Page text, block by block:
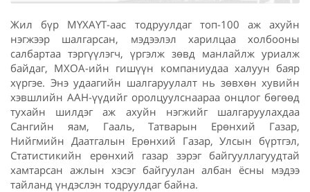
Жил бүр МҮХАҮТ-аас тодруулдаг топ-100 аж ахуйн
нэгжээр шалгарсан, мэдээлэл харилцаа холбооны
салбартаа тэргүүлэгч, үргэлж зөвд манлайлж уриалж
байдаг, МХОА-ийн гишүүн компаниудаа халуун баяр
хүргэе. Энэ удаагийн шалгаруулалт нь зөвхөн хувийн
хэвшлийн ААН-үүдийг оролцуулснаараа онцлог бөгөөд
тухайн шилдэг аж ахуйн нэгжийг шалгаруулахдаа
Сангийн яам, Гааль, Татварын Ерөнхий Газар,
Нийгмийн Даатгалын Ерөнхий Газар, Улсын бүртгэл,
Статистикийн ерөнхий газар зэрэг байгууллагуудтай
хамтарсан ажлын хэсэг байгуулан албан ёсны мэдээ
тайланд үндэслэн тодруулдаг байна.